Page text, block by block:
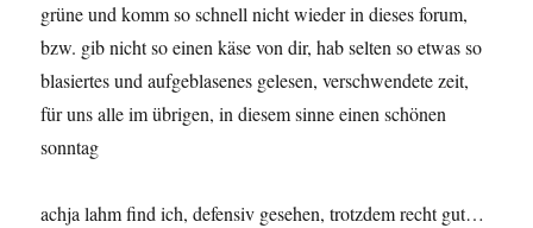
grüne und komm so schnell nicht wieder in dieses forum,
bzw. gib nicht so einen käse von dir, hab selten so etwas so
blasiertes und aufgeblasenes gelesen, verschwendete zeit,
für uns alle im übrigen, in diesem sinne einen schönen
sonntag
achja lahm find ich, defensiv gesehen, trotzdem recht gut…